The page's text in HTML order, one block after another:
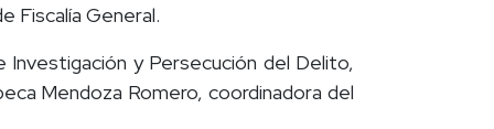
Fiscalía General.
y Persecución del Delito,
Mendoza Romero, coordinadora del